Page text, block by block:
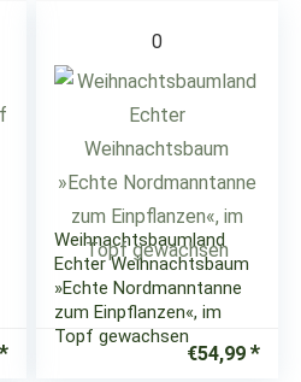
0
Weihnachtsbaumland
Echter Weihnachtsbaum
»Echte Nordmanntanne
zum Einpflanzen«, im
Topf gewachsen
€54,99